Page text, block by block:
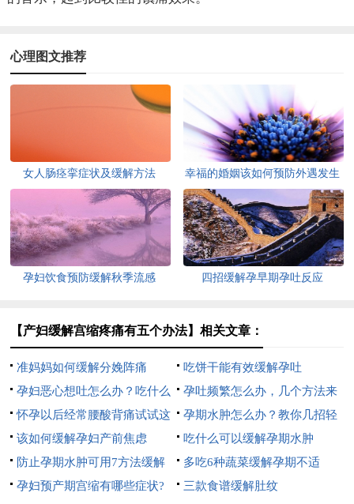
心理图文推荐
女人肠痉挛症状及缓解方法 幸福的婚姻该如何预防外遇发生
孕妇饮食预防缓解秋季流感 四招缓解孕早期孕吐反应
【产妇缓解宫缩疼痛有五个办法】相关文章：
准妈妈如何缓解分娩阵痛
吃饼干能有效缓解孕吐
孕妇恶心想吐怎么办？吃什么
能缓解孕吐症状？
孕吐频繁怎么办，几个方法来
缓解
怀孕以后经常腰酸背痛试试这
些妙招来缓解
孕期水肿怎么办？教你几招轻
松缓解
该如何缓解孕妇产前焦虑
吃什么可以缓解孕期水肿
防止孕期水肿可用7方法缓解
多吃6种蔬菜缓解孕期不适
孕妇预产期宫缩有哪些症状?
三款食谱缓解肚纹